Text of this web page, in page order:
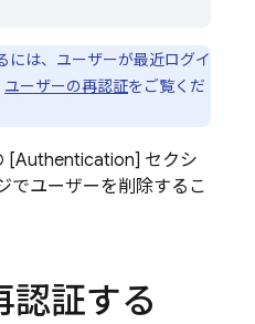
には、ユーザーが最近ログイ
ユーザーの再認証をご覧くだ
[Authentication] セクシ
でユーザーを削除するこ
認証する